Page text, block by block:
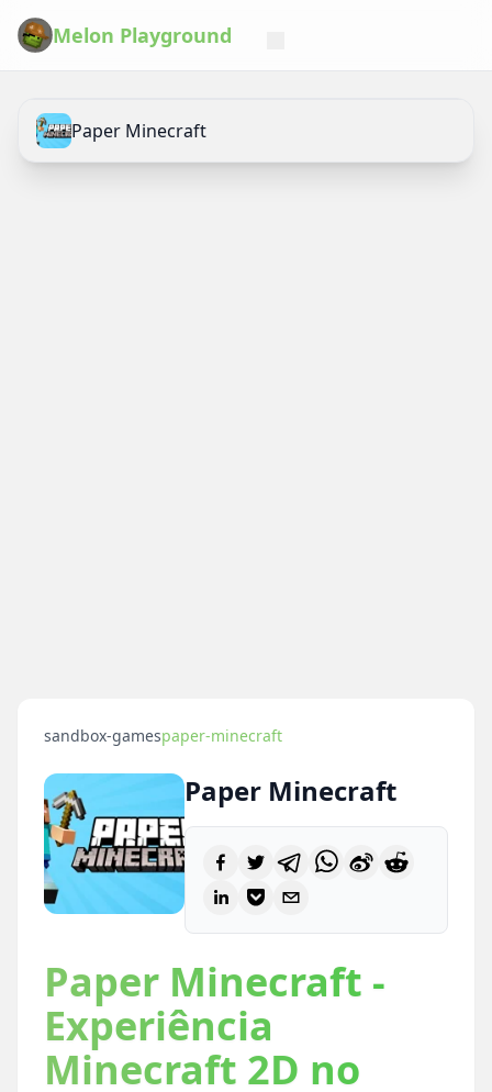
Melon Playground
Paper Minecraft
sandbox-gamespaper-minecraft
Paper Minecraft
Paper Minecraft -
Experiência
Minecraft 2D no